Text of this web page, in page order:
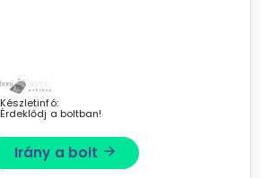
Készletinfó:
Érdeklődj a boltban!
Irány a bolt arrow_forward